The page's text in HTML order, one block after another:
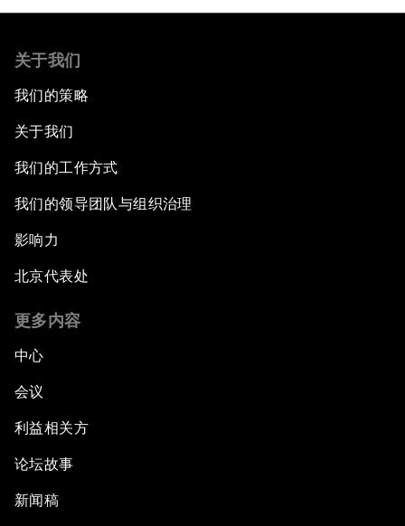
关于我们
我们的策略
关于我们
我们的工作方式
我们的领导团队与组织治理
影响力
北京代表处
更多内容
中心
会议
利益相关方
论坛故事
新闻稿